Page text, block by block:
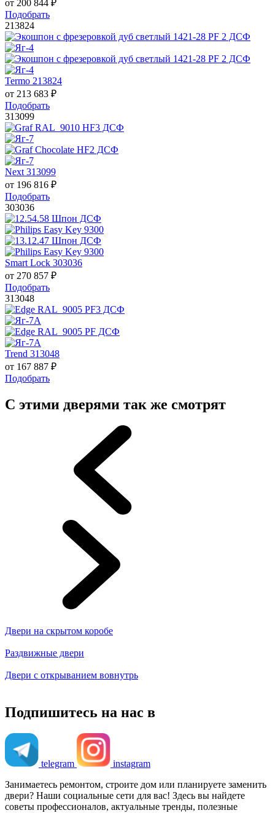
от 200 844 ₽
Подобрать
213824
Termo 213824
от 213 683 ₽
Подобрать
313099
Next 313099
от 196 816 ₽
Подобрать
303036
Smart Lock 303036
от 270 857 ₽
Подобрать
313048
Trend 313048
от 167 887 ₽
Подобрать
С этими дверями так же смотрят
Двери на скрытом коробе
Раздвижные двери
Двери с открыванием вовнутрь
Подпишитесь на нас в
telegram
instagram
Занимаетесь ремонтом, строите дом или планируете заменить
двери? Наши социальные сети для вас! Здесь вы найдете
советы профессионалов, актуальные тренды, полезные